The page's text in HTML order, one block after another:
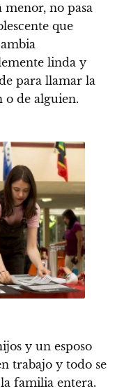
menor, no pasa
que
linda y
para llamar la
o de alguien.
y un esposo
trabajo y todo se
familia entera.